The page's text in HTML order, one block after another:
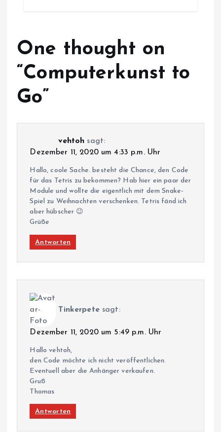
One thought on
“Computerkunst to
Go”
vehtoh sagt:
Dezember 11, 2020 um 4:33 p.m. Uhr
Hallo, coole Sache. besteht die Chance, den Code
für das Tetris zu bekommen? Hab hier ein paar der
Module und wollte die eigentlich mit dem Snake-
Spiel zu Weihnachten verschenken. Tetris fänd ich
aber hübscher 😉
Grüße
Antworten
Tinkerpete sagt:
Dezember 11, 2020 um 5:49 p.m. Uhr
Hallo vehtoh,
den Code möchte ich nicht veröffentlichen.
Eventuell aber die Anhänger verkaufen.
Gruß
Thomas
Antworten